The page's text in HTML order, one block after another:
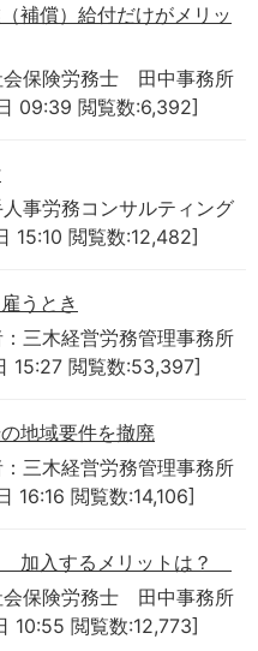
補償）給付だけがメリッ
会保険労務士 田中事務所
09:39 閲覧数:6,392]
事労務コンサルティング
15:10 閲覧数:12,482]
うとき
三木経営労務管理事務所
15:27 閲覧数:53,397]
地域要件を撤廃
三木経営労務管理事務所
16:16 閲覧数:14,106]
加入するメリットは？
会保険労務士 田中事務所
10:55 閲覧数:12,773]